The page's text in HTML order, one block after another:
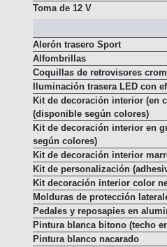
Toma de 12 V
Alerón trasero Sport
Alfombrillas
Coquillas de retrovisores
Iluminación trasera LED con
Kit de decoración interior (en
(disponible según colores)
Kit de decoración interior en
según colores)
Kit de decoración interior
Kit de personalización
Kit decoración interior color
Molduras de protección
Pedales y reposapies en
Pintura blanca bitono (techo
Pintura blanco nacarado